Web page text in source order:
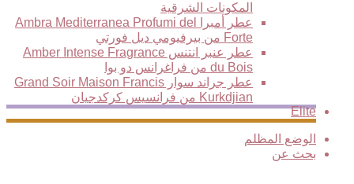
المكونات الشرقية
عطر أمبرا Ambra Mediterranea Profumi del
Forte من بيرفيومي ديل فورتي
عطر عنبر انتنس Amber Intense Fragrance
du Bois من فراغرانس دو بوا
عطر جراند سوار Grand Soir Maison Francis
Kurkdjian من فرانسيس كركدجيان
Elite
الوضع المظلم
بحث عن